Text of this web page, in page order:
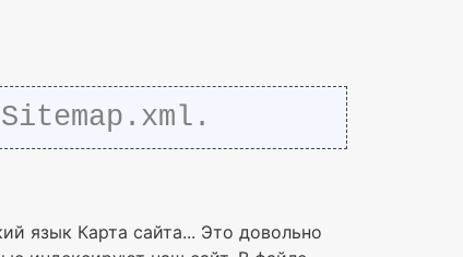
язык Карта сайта... Это довольно